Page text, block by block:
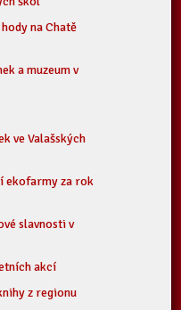
na Chatě
a muzeum v
ve Valašských
ekofarmy za rok
slavnosti v
akcí
z regionu